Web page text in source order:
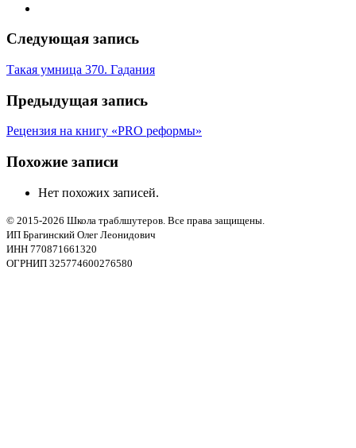
Следующая запись
Такая умница 370. Гадания
Предыдущая запись
Рецензия на книгу «PRO реформы»
Похожие записи
Нет похожих записей.
© 2015-2026 Школа траблшутеров. Все права защищены.
ИП Брагинский Олег Леонидович
ИНН 770871661320
ОГРНИП 325774600276580